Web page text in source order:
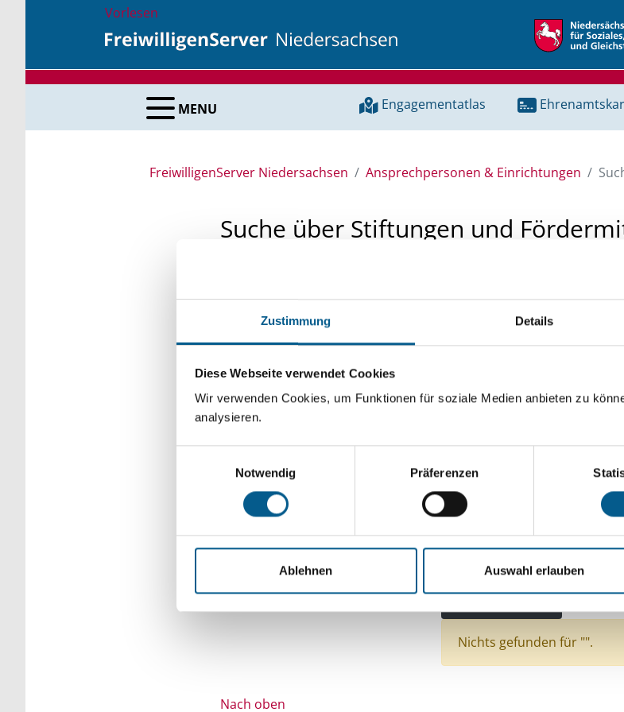
Zustimmung Details
Diese Webseite verwendet Cookies
Wir verwenden Cookies, um Funktionen für soziale Medien anbieten zu
analysieren.
Notwendig
Präferenzen
Ablehnen Auswahl erlauben
Vorlesen
MENU Engagementatlas
FreiwilligenServer Niedersachsen Ansprechpersonen & Einrichtungen
Suche über Stiftungen und
Sie suchen finanzielle Unterstützung für ein Projekt oder ein
unsere Fördermitteldatenbank und Stiftungsdatenbank
Kleinschreibung beachten.
Bitte Suchbegriff eingeben. Ergebnisse können durch die Wahl
verfeinert werden.
Aktive Filter:
Themen: Wohlfahrtswesen
Themen: Natur- & Umweltschutz
Nichts gefunden für "".
Nach oben